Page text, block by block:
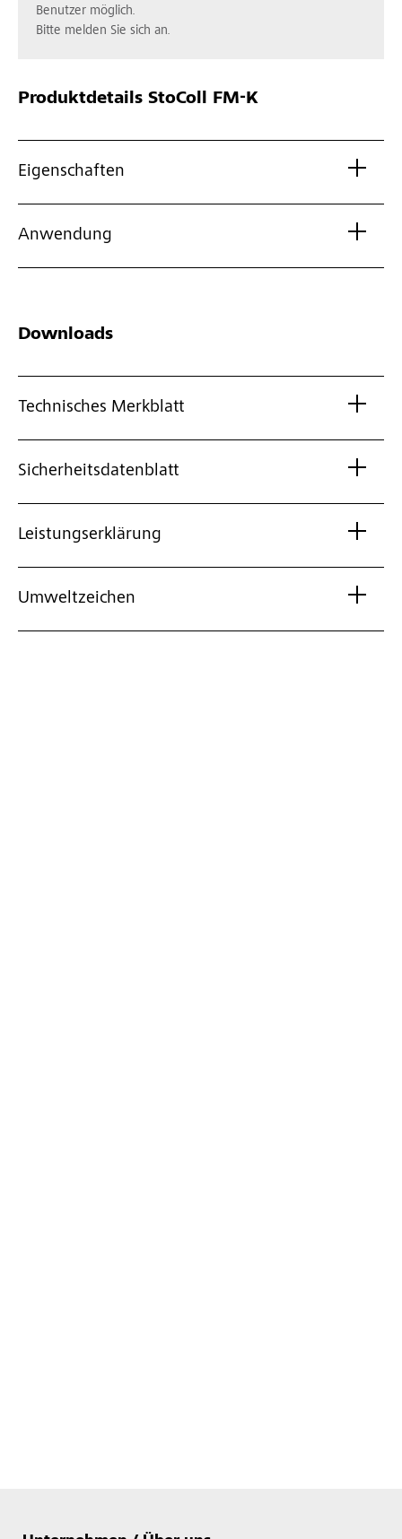
Benutzer möglich.
Bitte melden Sie sich an.
Produktdetails StoColl FM-K
Eigenschaften
Anwendung
Downloads
Technisches Merkblatt
Sicherheitsdatenblatt
Leistungserklärung
Umweltzeichen